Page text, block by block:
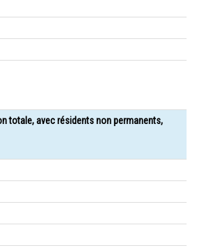
totale, avec résidents non permanents,